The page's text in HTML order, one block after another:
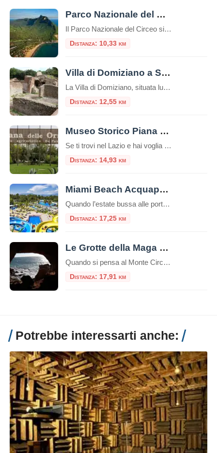
Parco Nazionale del Circeo
Il Parco Nazionale del Circeo si estende per circa 8.500 ettari lungo la costa tirrenica del Lazio A solo una oretta di macchina dalla Capitale, a sud, si trova un’area naturale protetta dove convivono ambienti diversi creando un ecosistema perfetto.Indice dei contenutiGli ambienti del CirceoStoria del CirceoEscursioniINFORMAZIONI: Secondo la mitologia, la maga Circe, dopo aver […]
Distanza: 10,33 km
Villa di Domiziano a Sabaudia
La Villa di Domiziano, situata lungo la sponda orientale del Lago di Sabaudia (Lago di Paola), all’interno del Parco Nazionale del Circeo, è uno dei siti archeologici più suggestivi del litorale laziale. Un luogo dove la maestosità dell’antica Roma si fonde con la quiete della natura mediterranea. Un po’ di storia Costruita nel I secolo […]
Distanza: 12,55 km
Museo Storico Piana delle Orme
Se ti trovi nel Lazio e hai voglia di fare un salto indietro nel tempo, il Museo Storico Piana delle Orme è una tappa davvero imperdibile. Un museo unico nel suo genere, perfetto per una gita fuori porta, adatto a famiglie, appassionati di storia, scuole e curiosi di ogni età. A pochi chilometri da Latina, […]
Distanza: 14,93 km
Miami Beach Acquapark Latina
Quando l’estate bussa alle porte e il caldo si fa sentire, la ricerca di un luogo dove rinfrescarsi e divertirsi diventa prioritaria. A Latina, la risposta è chiara: il Miami Beach Acquapark Latina rappresenta un’oasi di svago e adrenalina, ideale per famiglie, gruppi di amici e chiunque voglia trascorrere una giornata indimenticabile tra scivoli, piscine […]
Distanza: 17,25 km
Le Grotte della Maga Circe
Quando si pensa al Monte Circeo, la mente corre subito al mito: al profilo della Maga Circe che dorme, all’eroe Ulisse e alla sua sosta forzata sull’isola di Eea. Ma sotto la montagna, dove le falesie bianche si tuffano in un mare color smeraldo, si nasconde un altro mondo. Un mondo fatto non solo di […]
Distanza: 17,91 km
Potrebbe interessarti anche: